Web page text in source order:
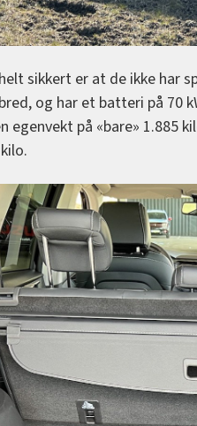
sikkert er at de ikke har
og har et batteri på 70
egenvekt på «bare» 1.885